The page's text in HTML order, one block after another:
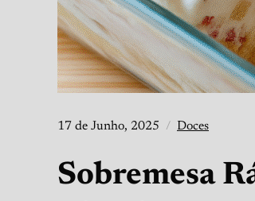
17 de Junho, 2025 Doces
Sobremesa